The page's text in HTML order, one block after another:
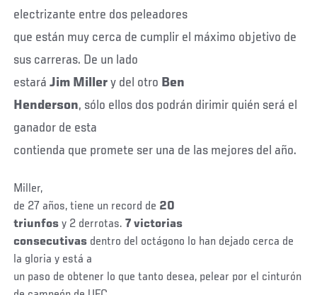
electrizante entre dos peleadores
que están muy cerca de cumplir el máximo objetivo de
sus carreras. De un lado
estaráJim Miller y del otro Ben
Henderson, sólo ellos dos podrán dirimir quién será el
ganador de esta
contienda que promete ser una de las mejores del año.
Miller,
de 27 años, tiene un record de 20
triunfos y 2 derrotas.7 victorias
consecutivas dentro del octágono lo han dejado cerca de
la gloria y está a
un paso de obtener lo que tanto desea, pelear por el cinturón